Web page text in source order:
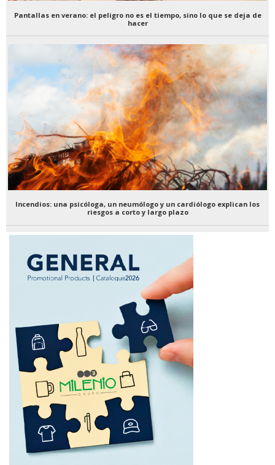
Pantallas en verano: el peligro no es el tiempo, sino lo que se deja de
hacer
Incendios: una psicóloga, un neumólogo y un cardiólogo explican los
riesgos a corto y largo plazo